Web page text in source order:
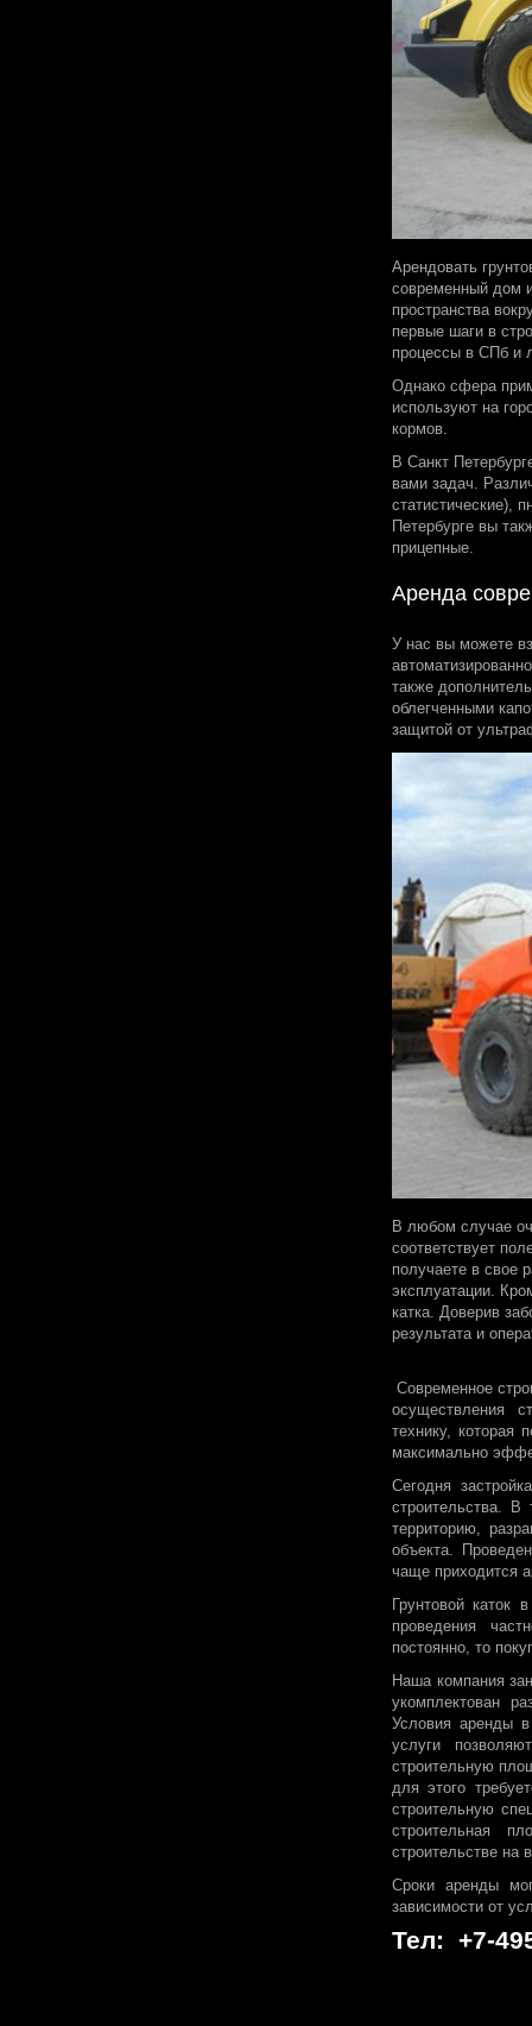
Арендовать
современный дом
пространства
первые шаги в
процессы в СПб и
Однако сфера
используют на
кормов.
В Санкт
вами задач.
статистические),
Петербурге вы
прицепные.
Аренда
У нас вы можете
также
облегченными
защитой от
В любом случае
соответствует
получаете в свое
эксплуатации.
катка. Доверив
результата и
Современное
осуществления
технику, которая
максимально
Сегодня
строительства. В
территорию,
объекта.
чаще приходится
Грунтовой каток
проведения
постоянно, то
Наша компания
укомплектован
Условия аренды
услуги
строительную
для этого
строительную
строительная
строительстве на
Сроки аренды
зависимости от
Тел: +7-